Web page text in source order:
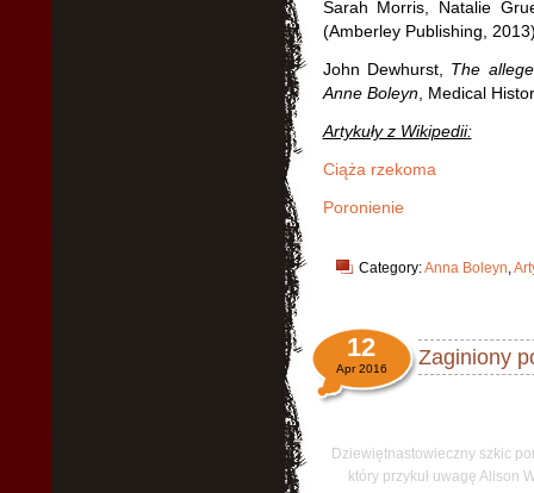
Sarah Morris, Natalie
(Amberley Publishing,
John Dewhurst, The
Anne Boleyn, Medical
Artykuły z Wikipedii:
Ciąża rzekoma
Poronienie
Category:Anna Boleyn,
Zaginiony
12
Apr 2016
Dziewiętnastowieczny szkic
który przykuł uwagę Alison